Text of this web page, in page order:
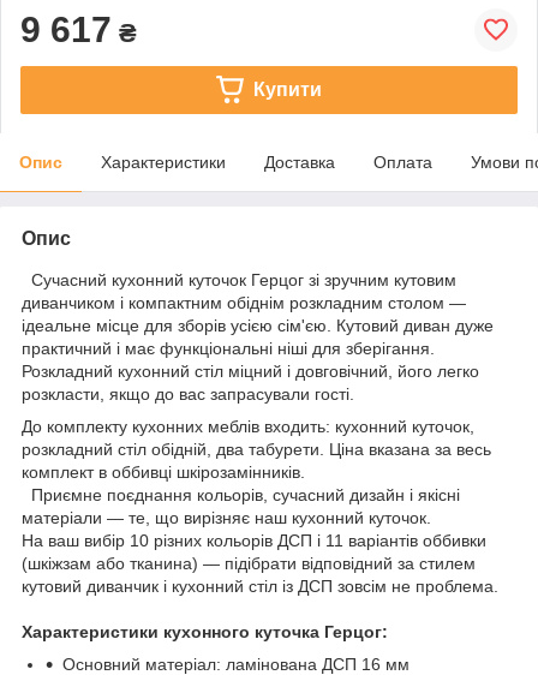
9 617 ₴
Купити
Опис Характеристики Доставка Оплата Умови
Опис
Сучасний кухонний куточок Герцог зі зручним кутовим
диванчиком і компактним обіднім розкладним столом —
ідеальне місце для зборів усією сім'єю. Кутовий диван дуже
практичний і має функціональні ніші для зберігання.
Розкладний кухонний стіл міцний і довговічний, його легко
розкласти, якщо до вас запрасували гості.
До комплекту кухонних меблів входить: кухонний куточок,
розкладний стіл обідній, два табурети. Ціна вказана за весь
комплект в оббивці шкірозамінників.
Приємне поєднання кольорів, сучасний дизайн і якісні
матеріали — те, що вирізняє наш кухонний куточок.
На ваш вибір 10 різних кольорів ДСП і 11 варіантів оббивки
(шкіжзам або тканина) — підібрати відповідний за стилем
кутовий диванчик і кухонний стіл із ДСП зовсім не проблема.
Характеристики кухонного куточка Герцог:
Основний матеріал: ламінована ДСП 16 мм